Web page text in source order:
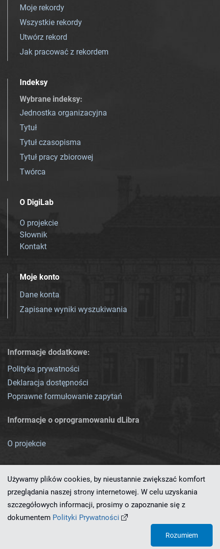
Moje rekordy
Wszystkie rekordy
Utwórz rekord
Jak pracować z rekordem
Indeksy
Wybrane indeksy:
Jednostka organizacyjna
Tytuł
Tytuł czasopisma
Tytuł pracy zbiorowej
Twórca
O DigiLab
O projekcie
Słownik
Kontakt
Moje konto
Dane konta
Zapisane wyniki wyszukiwania
Informacje dodatkowe:
Polityka prywatności
Deklaracja dostępności
Poprawne formułowanie zapytań
Informacje o oprogramowaniu dLibra
O projekcie
Ten serwis działa dzięki oprogramowaniu
Używamy plików cookies, by nieustannie zwiększać komfort
przeglądania naszej strony internetowej. W celu uzyskania
szczegółowych informacji, prosimy o zapoznanie się z
dokumentem Polityki Prywatności
Rozumiem